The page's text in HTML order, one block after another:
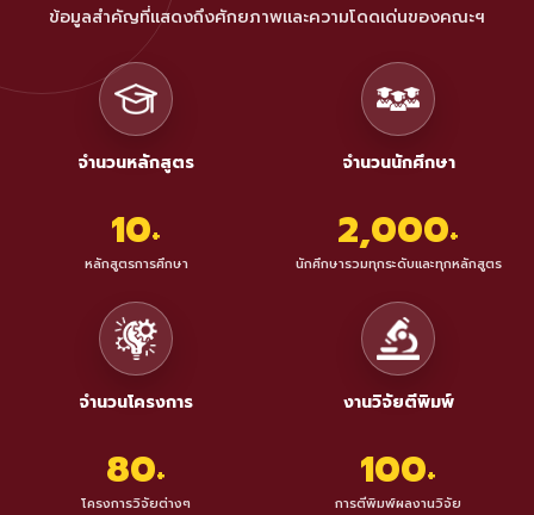
ข้อมูลสำคัญที่แสดงถึงศักยภาพและความโดดเด่นของคณะฯ
จำนวนหลักสูตร
10+
หลักสูตรการศึกษา
จำนวนนักศึกษา
2,000+
นักศึกษารวมทุกระดับและทุกหลักสูตร
จำนวนโครงการ
80+
โครงการวิจัยต่างๆ
งานวิจัยตีพิมพ์
100+
การตีพิมพ์ผลงานวิจัย